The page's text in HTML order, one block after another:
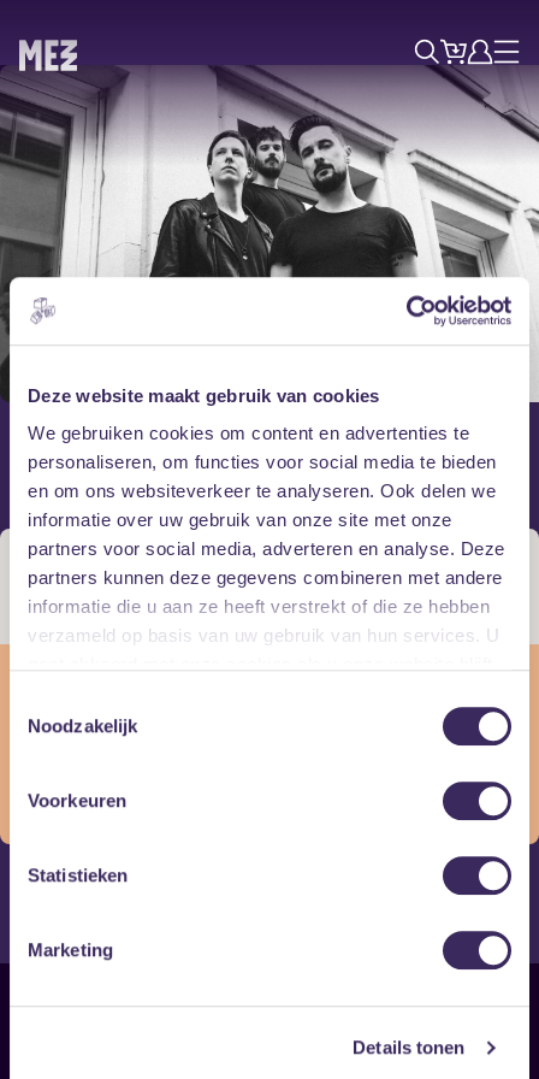
Deze website maakt gebruik van cookies
We gebruiken cookies om content en advertenties te
personaliseren, om functies voor social media te bieden
en om ons websiteverkeer te analyseren. Ook delen we
informatie over uw gebruik van onze site met onze
partners voor social media, adverteren en analyse. Deze
partners kunnen deze gegevens combineren met andere
informatie die u aan ze heeft verstrekt of die ze hebben
verzameld op basis van uw gebruik van hun services. U
Noodzakelijk
Voorkeuren
Statistieken
Marketing
Details tonen
Skip navigatie
ZoekTicketsAccount
Menu
Donderdag 30 oktober
Pothamus
+ AUFHEBUNG
(Doors: 19:30)
Kleine Zaal
€ 12,50
Wat jammer, dit evenement heeft al plaatsgevonden! Maar
misschien vind je de volgende evenement wel wat voor jou:
postmetal
Sitemap